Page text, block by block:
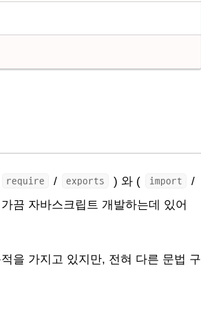
require / exports ) 와 ( import /
끔 자바스크립트 개발하는데 있어
을 가지고 있지만, 전혀 다른 문법 구